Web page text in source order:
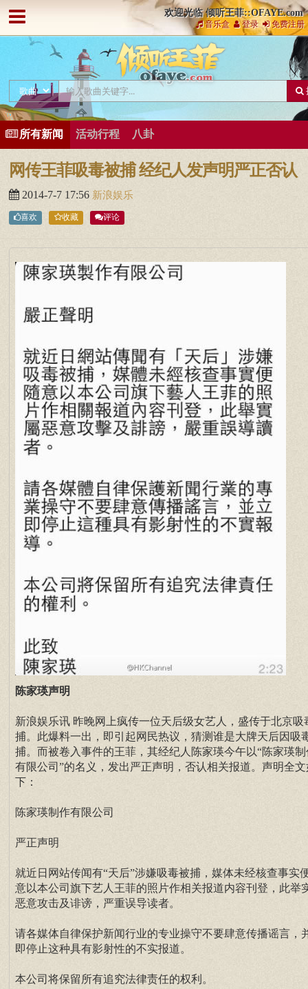
欢迎光临 倾听王菲::OFAYE.com
音乐盒 登录 免费注册
所有新闻 活动行程 八卦
网传王菲吸毒被捕 经纪人发声明严正否认
2014-7-7 17:56 新浪娱乐
喜欢 收藏 评论
陈家瑛声明
新浪娱乐讯 昨晚网上疯传一位天后级女艺人，盛传于北京吸
捕。此爆料一出，即引起网民热议，猜测谁是大牌天后因吸
捕。而被卷入事件的王菲，其经纪人陈家瑛今午以“陈家瑛制
有限公司”的名义，发出严正声明，否认相关报道。声明全文
下：
陈家瑛制作有限公司
严正声明
就近日网站传闻有“天后”涉嫌吸毒被捕，媒体未经核查事实
意以本公司旗下艺人王菲的照片作相关报道内容刊登，此举
恶意攻击及诽谤，严重误导读者。
请各媒体自律保护新闻行业的专业操守不要肆意传播谣言，
即停止这种具有影射性的不实报道。
本公司将保留所有追究法律责任的权利。